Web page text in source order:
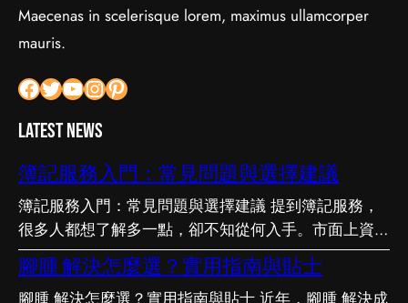
Maecenas in scelerisque lorem, maximus ullamcorper
mauris.
Facebook Twitter YouTube InstagramPinterest
Latest News
簿記服務入門：常見問題與選擇建議
簿記服務入門：常見問題與選擇建議 提到簿記服務，
很多人都想了解多一點，卻不知從何入手。市面上資訊
繁多，真假難辨。以下整理了幾個值得留意的重點，希
望能幫助你更清晰地掌握簿記服務的相關知識。 事前
腳腫 解決怎麼選？實用指南與貼士
腳腫 解決怎麼選？實用指南與貼士 近年，腳腫 解決成